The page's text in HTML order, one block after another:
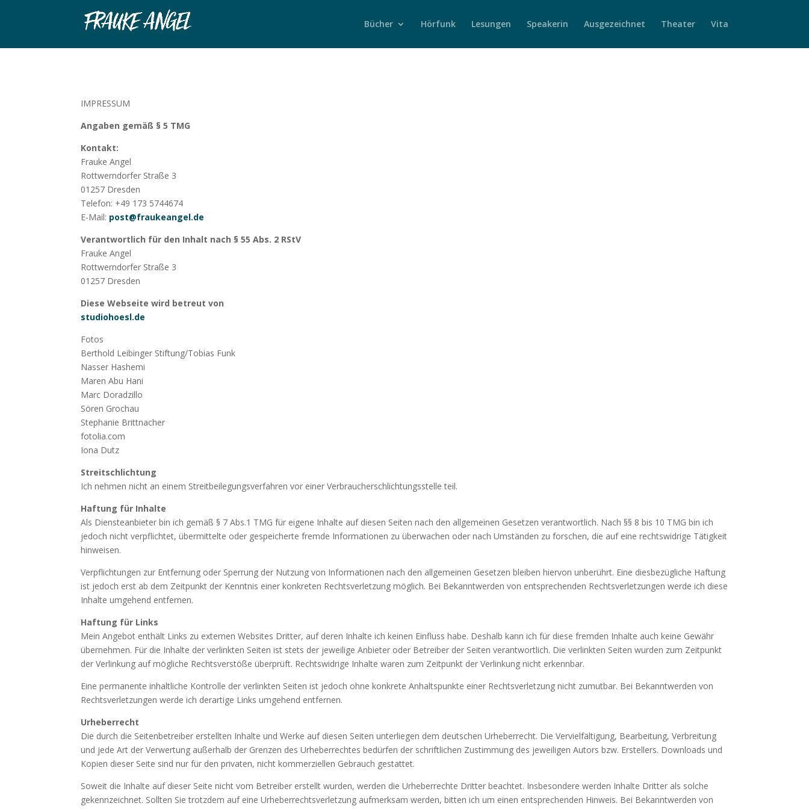
Bücher Hörfunk Lesungen Speakerin Ausgezeichnet Theater Vita
IMPRESSUM
Angaben gemäß § 5 TMG
Kontakt:
Frauke Angel
Rottwerndorfer Straße 3
01257 Dresden
Telefon: +49 173 5744674
E-Mail: post@fraukeangel.de
Verantwortlich für den Inhalt nach § 55 Abs. 2 RStV
Frauke Angel
Rottwerndorfer Straße 3
01257 Dresden
Diese Webseite wird betreut von
studiohoesl.de
Fotos
Berthold Leibinger Stiftung/Tobias Funk
Nasser Hashemi
Maren Abu Hani
Marc Doradzillo
Sören Grochau
Stephanie Brittnacher
fotolia.com
Iona Dutz
Streitschlichtung
Ich nehmen nicht an einem Streitbeilegungsverfahren vor einer Verbraucherschlichtungsstelle teil.
Haftung für Inhalte
Als Diensteanbieter bin ich gemäß § 7 Abs.1 TMG für eigene Inhalte auf diesen Seiten nach den allgemeinen Gesetzen verantwortlich. Nach §§ 8 bis 10 TMG bin ich
jedoch nicht verpflichtet, übermittelte oder gespeicherte fremde Informationen zu überwachen oder nach Umständen zu forschen, die auf eine rechtswidrige Tätigkeit
hinweisen.
Verpflichtungen zur Entfernung oder Sperrung der Nutzung von Informationen nach den allgemeinen Gesetzen bleiben hiervon unberührt. Eine diesbezügliche Haftung
ist jedoch erst ab dem Zeitpunkt der Kenntnis einer konkreten Rechtsverletzung möglich. Bei Bekanntwerden von entsprechenden Rechtsverletzungen werde ich diese
Inhalte umgehend entfernen.
Haftung für Links
Mein Angebot enthält Links zu externen Websites Dritter, auf deren Inhalte ich keinen Einfluss habe. Deshalb kann ich für diese fremden Inhalte auch keine Gewähr
übernehmen. Für die Inhalte der verlinkten Seiten ist stets der jeweilige Anbieter oder Betreiber der Seiten verantwortlich. Die verlinkten Seiten wurden zum Zeitpunkt
der Verlinkung auf mögliche Rechtsverstöße überprüft. Rechtswidrige Inhalte waren zum Zeitpunkt der Verlinkung nicht erkennbar.
Eine permanente inhaltliche Kontrolle der verlinkten Seiten ist jedoch ohne konkrete Anhaltspunkte einer Rechtsverletzung nicht zumutbar. Bei Bekanntwerden von
Rechtsverletzungen werde ich derartige Links umgehend entfernen.
Urheberrecht
Die durch die Seitenbetreiber erstellten Inhalte und Werke auf diesen Seiten unterliegen dem deutschen Urheberrecht. Die Vervielfältigung, Bearbeitung, Verbreitung
und jede Art der Verwertung außerhalb der Grenzen des Urheberrechtes bedürfen der schriftlichen Zustimmung des jeweiligen Autors bzw. Erstellers. Downloads und
Kopien dieser Seite sind nur für den privaten, nicht kommerziellen Gebrauch gestattet.
Soweit die Inhalte auf dieser Seite nicht vom Betreiber erstellt wurden, werden die Urheberrechte Dritter beachtet. Insbesondere werden Inhalte Dritter als solche
gekennzeichnet. Sollten Sie trotzdem auf eine Urheberrechtsverletzung aufmerksam werden, bitten ich um einen entsprechenden Hinweis. Bei Bekanntwerden von